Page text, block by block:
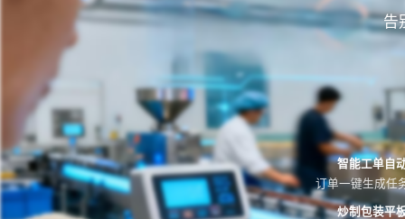
告
智能工单自
订单一键生成任
炒制包装平